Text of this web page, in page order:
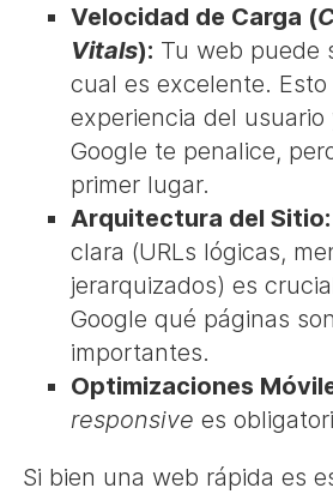
Velocidad de Carga (
Vitals): Tu web puede
cual es excelente. Esto
experiencia del
Google te penalice,
primer lugar.
Arquitectura del Sitio:
clara (URLs lógicas,
jerarquizados) es
Google qué páginas
importantes.
Optimizaciones
responsive es
Si bien una web rápida es